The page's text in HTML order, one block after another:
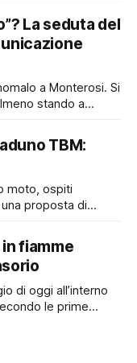
all’Agente della
che merita
La seduta del
a Monterosi. Si
stando a
l’Albo
Il Consiglio
TBM:
moto, ospiti
proposta di
che ha
richiamando
e dalle regioni
fiamme
di oggi all’interno
le prime
sono intervenuti